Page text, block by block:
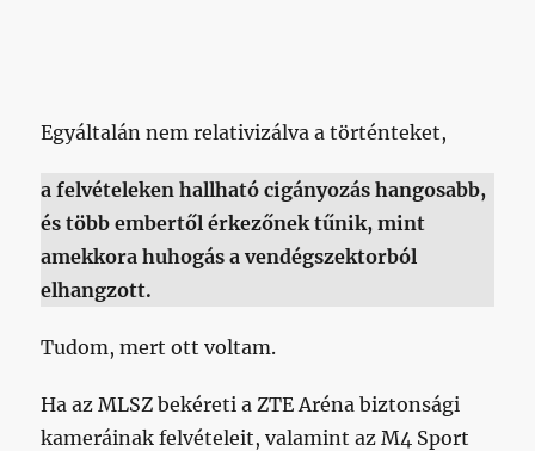
Egyáltalán nem relativizálva a történteket,
a felvételeken hallható cigányozás hangosabb,
és több embertől érkezőnek tűnik, mint
amekkora huhogás a vendégszektorból
elhangzott.
Tudom, mert ott voltam.
Ha az MLSZ bekéreti a ZTE Aréna biztonsági
kameráinak felvételeit, valamint az M4 Sport